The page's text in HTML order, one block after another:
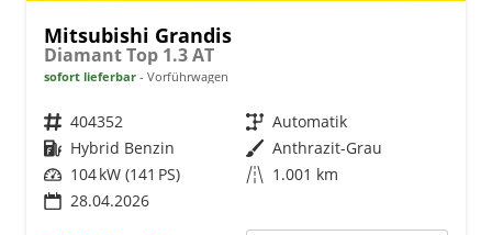
Mitsubishi Grandis
Diamant Top 1.3 AT
sofort lieferbar Vorführwagen
Fahrzeugnr. 404352 Getriebe Automatik
Kraftstoff Hybrid Benzin Außenfarbe Anthrazit-Grau
Leistung 104 kW (141 PS) Kilometerstand 1.001 km
28.04.2026